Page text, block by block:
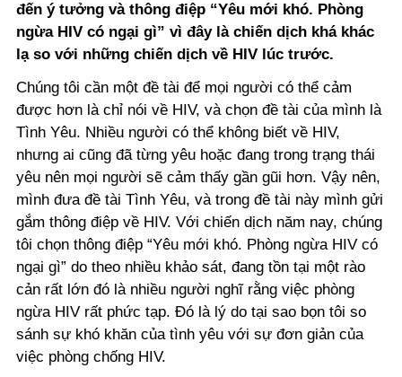
đến ý tưởng và thông điệp “Yêu mới khó. Phòng
ngừa HIV có ngại gì” vì đây là chiến dịch khá khác
lạ so với những chiến dịch về HIV lúc trước.
Chúng tôi cần một đề tài để mọi người có thể cảm
được hơn là chỉ nói về HIV, và chọn đề tài của mình là
Tình Yêu. Nhiều người có thể không biết về HIV,
nhưng ai cũng đã từng yêu hoặc đang trong trạng thái
yêu nên mọi người sẽ cảm thấy gần gũi hơn. Vậy nên,
mình đưa đề tài Tình Yêu, và trong đề tài này mình gửi
gắm thông điệp về HIV. Với chiến dịch năm nay, chúng
tôi chọn thông điệp “Yêu mới khó. Phòng ngừa HIV có
ngại gì” do theo nhiều khảo sát, đang tồn tại một rào
cản rất lớn đó là nhiều người nghĩ rằng việc phòng
ngừa HIV rất phức tạp. Đó là lý do tại sao bọn tôi so
sánh sự khó khăn của tình yêu với sự đơn giản của
việc phòng chống HIV.